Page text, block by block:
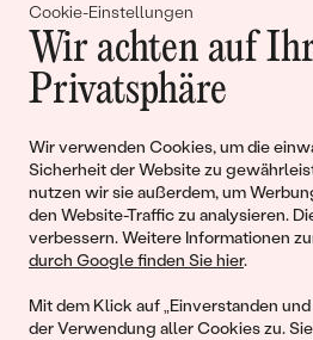
Cookie-Einstellungen
Wir achten auf
Privatsphäre
Wir verwenden Cookies, um die
Sicherheit der Website zu
nutzen wir sie außerdem, um
den Website-Traffic zu analysieren.
verbessern. Weitere Informationen
durch Google finden Sie hier.
Mit dem Klick auf „Einverstanden
der Verwendung aller Cookies zu.
Gemeinsam
Geschichten von
Liebe
Begleiten Sie uns!